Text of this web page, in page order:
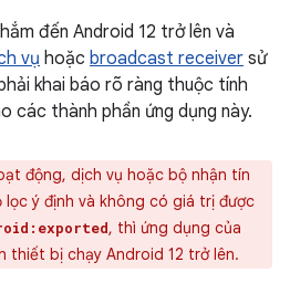
đến Android 12 trở lên và
vụ hoặc broadcast receiver sử
khai báo rõ ràng thuộc tính
các thành phần ứng dụng này.
động, dịch vụ hoặc bộ nhận tín
ý định và không có giá trị được
, thì ứng dụng của
thiết bị chạy Android 12 trở lên.